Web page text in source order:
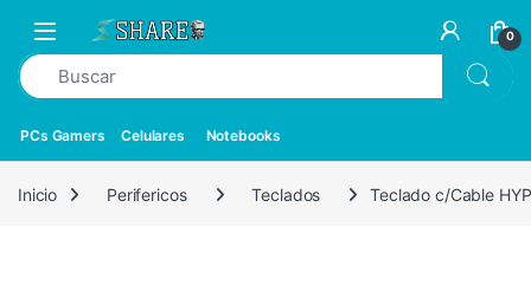
0
PCs Gamers Celulares Notebooks
Inicio Perifericos Teclados Teclado c/Cable